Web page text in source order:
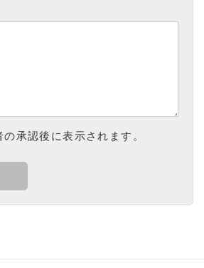
承認後に表示されます。